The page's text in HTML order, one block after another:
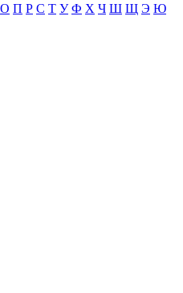
О П Р С Т У Ф Х Ч Ш Щ Э Ю